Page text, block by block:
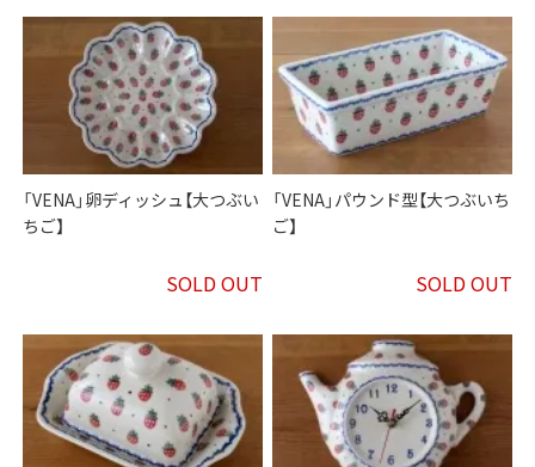
「VENA」卵ディッシュ【大つぶい
ちご】
SOLD OUT
「VENA」パウンド型【大つぶいち
ご】
SOLD OUT